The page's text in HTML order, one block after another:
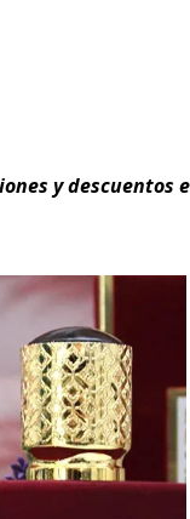
y descuentos